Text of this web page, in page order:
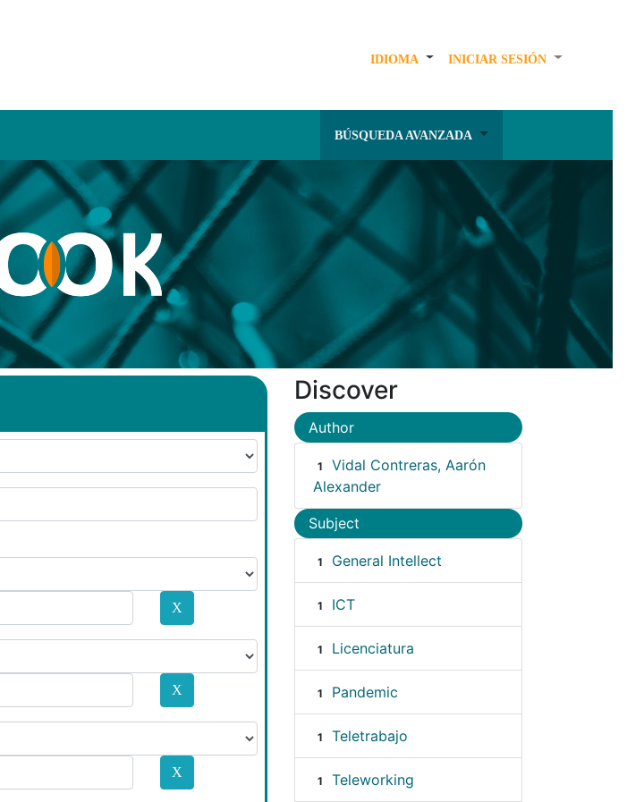
IDIOMA INICIAR SESIÓN
BÚSQUEDA AVANZADA
Discover
Author
1
Vidal Contreras, Aarón
Alexander
Subject
1 General Intellect
1 ICT
1 Licenciatura
1 Pandemic
1 Teletrabajo
1 Teleworking